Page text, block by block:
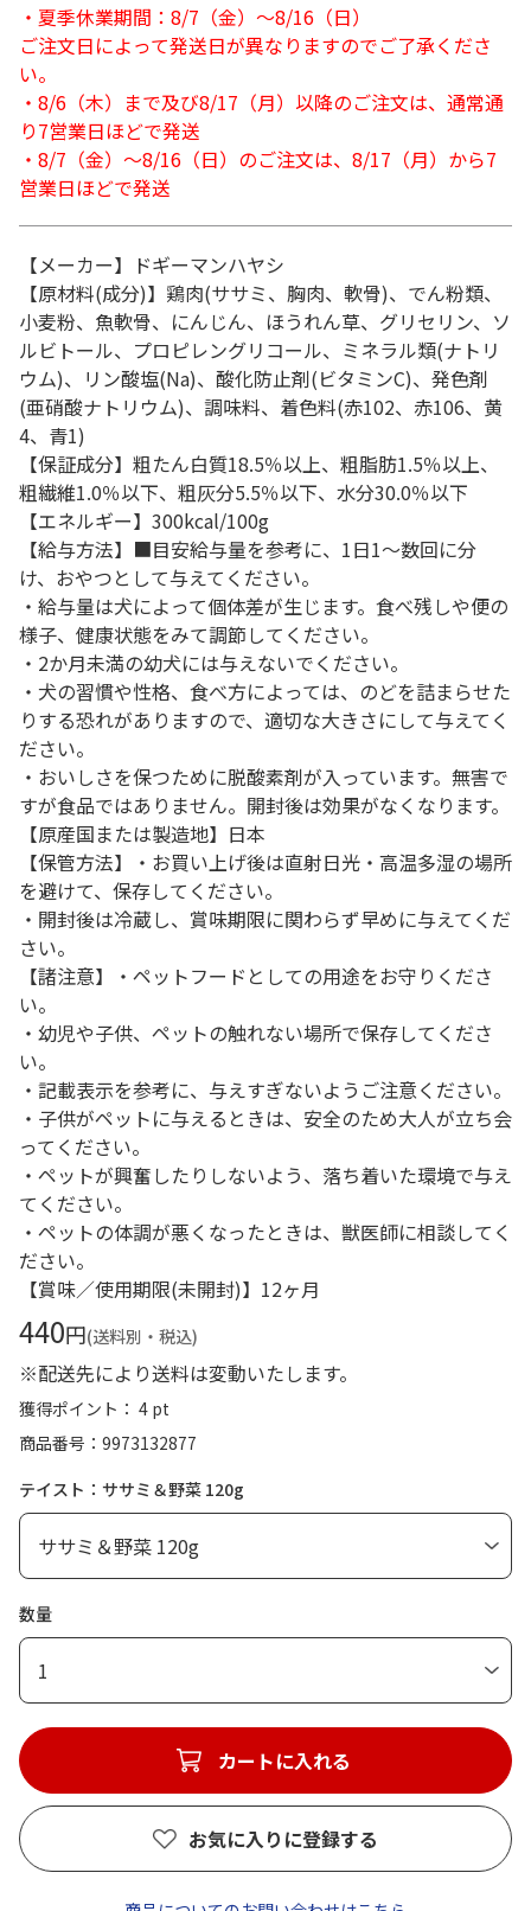
・夏季休業期間：8/7（金）～8/16（日）
ご注文日によって発送日が異なりますのでご了承くださ
い。
・8/6（木）まで及び8/17（月）以降のご注文は、通常通
り7営業日ほどで発送
・8/7（金）～8/16（日）のご注文は、8/17（月）から7
営業日ほどで発送
【メーカー】ドギーマンハヤシ
【原材料(成分)】鶏肉(ササミ、胸肉、軟骨)、でん粉類、
小麦粉、魚軟骨、にんじん、ほうれん草、グリセリン、ソ
ルビトール、プロピレングリコール、ミネラル類(ナトリ
ウム)、リン酸塩(Na)、酸化防止剤(ビタミンC)、発色剤
(亜硝酸ナトリウム)、調味料、着色料(赤102、赤106、黄
4、青1)
【保証成分】粗たん白質18.5％以上、粗脂肪1.5％以上、
粗繊維1.0％以下、粗灰分5.5％以下、水分30.0％以下
【エネルギー】300kcal/100g
【給与方法】■目安給与量を参考に、1日1～数回に分
け、おやつとして与えてください。
・給与量は犬によって個体差が生じます。食べ残しや便の
様子、健康状態をみて調節してください。
・2か月未満の幼犬には与えないでください。
・犬の習慣や性格、食べ方によっては、のどを詰まらせた
りする恐れがありますので、適切な大きさにして与えてく
ださい。
・おいしさを保つために脱酸素剤が入っています。無害で
すが食品ではありません。開封後は効果がなくなります。
【原産国または製造地】日本
【保管方法】・お買い上げ後は直射日光・高温多湿の場所
を避けて、保存してください。
・開封後は冷蔵し、賞味期限に関わらず早めに与えてくだ
さい。
【諸注意】・ペットフードとしての用途をお守りくださ
い。
・幼児や子供、ペットの触れない場所で保存してくださ
い。
・記載表示を参考に、与えすぎないようご注意ください。
・子供がペットに与えるときは、安全のため大人が立ち会
ってください。
・ペットが興奮したりしないよう、落ち着いた環境で与え
てください。
・ペットの体調が悪くなったときは、獣医師に相談してく
ださい。
【賞味／使用期限(未開封)】12ヶ月
440円(送料別・税込)
※配送先により送料は変動いたします。
獲得ポイント： 4 pt
商品番号
9973132877
テイスト：ササミ＆野菜 120g
数量
1
カートに入れる
お気に入りに登録する